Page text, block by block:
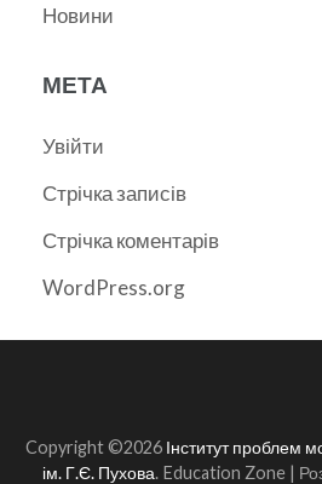
Новини
МЕТА
Увійти
Стрічка записів
Стрічка коментарів
WordPress.org
Copyright ©2026 Інститут проблем
ім. Г.Є. Пухова. Education Zone |